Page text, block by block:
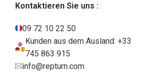
Kontaktieren Sie uns :
09 72 10 22 50
Kunden aus dem Ausland: +33
745 863 915
info@repturn.com